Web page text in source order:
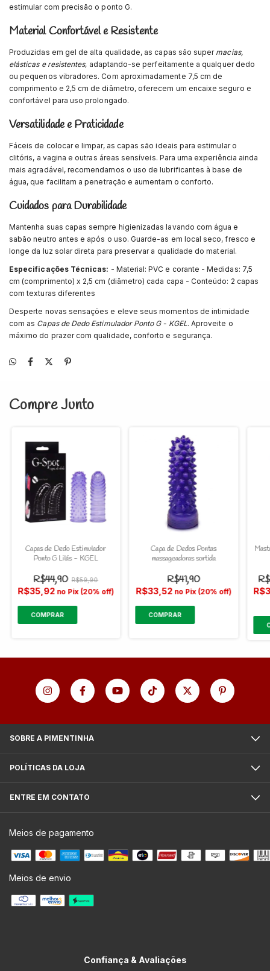
estimular com precisão o ponto G.
Material Confortável e Resistente
Produzidas em gel de alta qualidade, as capas são super macias,
elásticas e resistentes, adaptando-se perfeitamente a qualquer dedo
ou pequenos vibradores. Com aproximadamente 7,5 cm de
comprimento e 2,5 cm de diâmetro, oferecem um encaixe seguro e
confortável para uso prolongado.
Versatilidade e Praticidade
Fáceis de colocar e limpar, as capas são ideais para estimular o
clitóris, a vagina e outras áreas sensíveis. Para uma experiência ainda
mais agradável, recomendamos o uso de lubrificantes à base de
água, que facilitam a penetração e aumentam o conforto.
Cuidados para Durabilidade
Mantenha suas capas sempre higienizadas lavando com água e
sabão neutro antes e após o uso. Guarde-as em local seco, fresco e
longe da luz solar direta para preservar a qualidade do material.
Especificações Técnicas: - Material: PVC e corante - Medidas: 7,5
cm (comprimento) x 2,5 cm (diâmetro) cada capa - Conteúdo: 2 capas
com texturas diferentes
Desperte novas sensações e eleve seus momentos de intimidade
com as Capas de Dedo Estimulador Ponto G - KGEL . Aproveite o
máximo do prazer com qualidade, conforto e segurança.
Compre Junto
Capas de Dedo Estimulador
Ponto G Lilás - KGEL
R$44,90 R$59,90
R$35,92 no Pix (20% off)
Capa de Dedos Pontas
massageadoras sortida
R$41,90
R$33,52 no Pix (20% off)
SOBRE A PIMENTINHA
POLÍTICAS DA LOJA
ENTRE EM CONTATO
Meios de pagamento
Meios de envio
Confiança & Avaliações